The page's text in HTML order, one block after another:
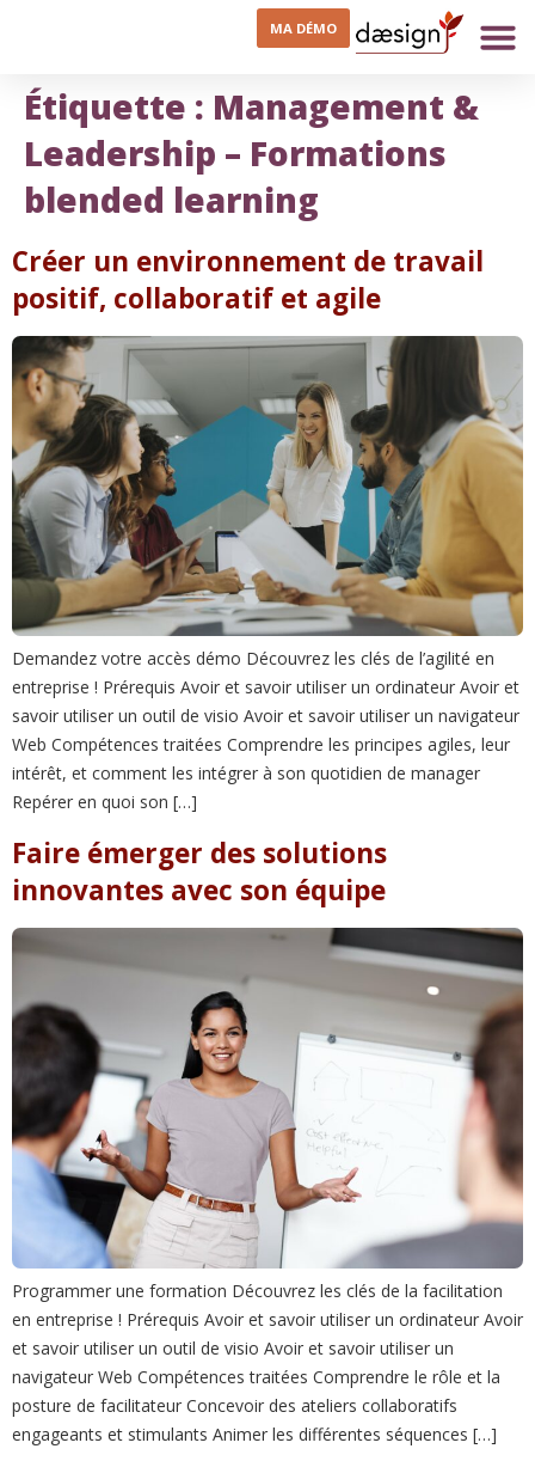
MA DÉMO
Étiquette : Management &
Leadership – Formations
blended learning
Créer un environnement de travail
positif, collaboratif et agile
Demandez votre accès démo Découvrez les clés de l’agilité en
entreprise ! Prérequis Avoir et savoir utiliser un ordinateur Avoir et
savoir utiliser un outil de visio Avoir et savoir utiliser un navigateur
Web Compétences traitées Comprendre les principes agiles, leur
intérêt, et comment les intégrer à son quotidien de manager
Repérer en quoi son […]
Faire émerger des solutions
innovantes avec son équipe
Programmer une formation Découvrez les clés de la facilitation
en entreprise ! Prérequis Avoir et savoir utiliser un ordinateur Avoir
et savoir utiliser un outil de visio Avoir et savoir utiliser un
navigateur Web Compétences traitées Comprendre le rôle et la
posture de facilitateur Concevoir des ateliers collaboratifs
engageants et stimulants Animer les différentes séquences […]